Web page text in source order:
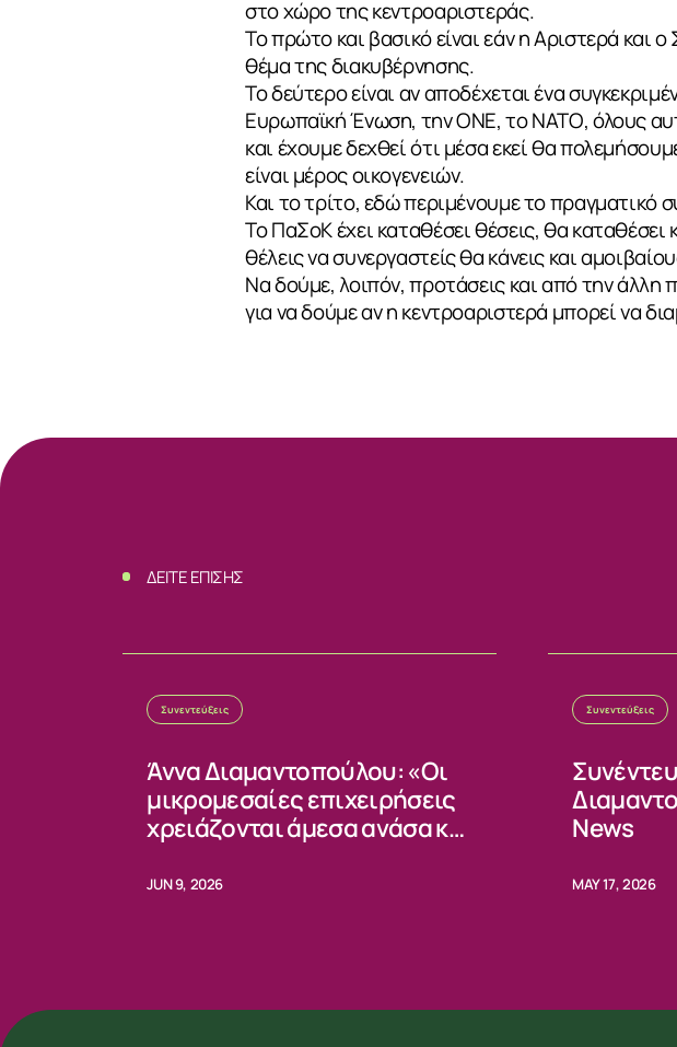
στο χώρο της κεντροαριστεράς.
Το πρώτο και βασικό είναι εάν η Αριστερά
θέμα της διακυβέρνησης.
Το δεύτερο είναι αν αποδέχεται ένα
Ευρωπαϊκή Ένωση, την ΟΝΕ, το ΝΑΤΟ, όλους
και έχουμε δεχθεί ότι μέσα εκεί θα
είναι μέρος οικογενειών.
Και το τρίτο, εδώ περιμένουμε το πραγματικό
Το ΠαΣοΚ έχει καταθέσει θέσεις, θα καταθέσει
θέλεις να συνεργαστείς θα κάνεις και
Να δούμε, λοιπόν, προτάσεις και από την άλλη
για να δούμε αν η κεντροαριστερά μπορεί να
ΔΕΙΤΕ ΕΠΙΣΗΣ
Συνεντεύξεις
Άννα Διαμαντοπούλου: «Οι
μικρομεσαίες επιχειρήσεις
χρειάζονται άμεσα ανάσα και
JUN 9, 2026
Συνεντεύξεις
News
MAY 17, 2026